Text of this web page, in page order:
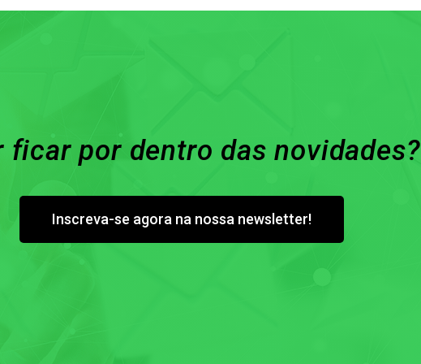
ficar por dentro das novidades?
Inscreva-se agora na nossa newsletter!